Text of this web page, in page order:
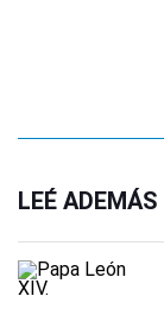
LEÉ ADEMÁS